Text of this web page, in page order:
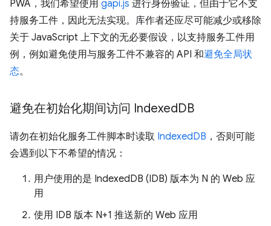
PWA，我们希望使用 gapi.js 进行身份验证，但由于它不支
持服务工件，因此无法实现。库作者还应尽可能减少或移除
关于 JavaScript 上下文的无必要假设，以支持服务工件用
例，例如避免使用与服务工件不兼容的 API 和避免全局状
态。
避免在初始化期间访问 IndexedDB
请勿在初始化服务工件脚本时读取 IndexedDB ，否则可能
会遇到以下不希望的情况：
用户使用的是 IndexedDB (IDB) 版本为 N 的 Web 应
用
使用 IDB 版本 N+1 推送新的 Web 应用